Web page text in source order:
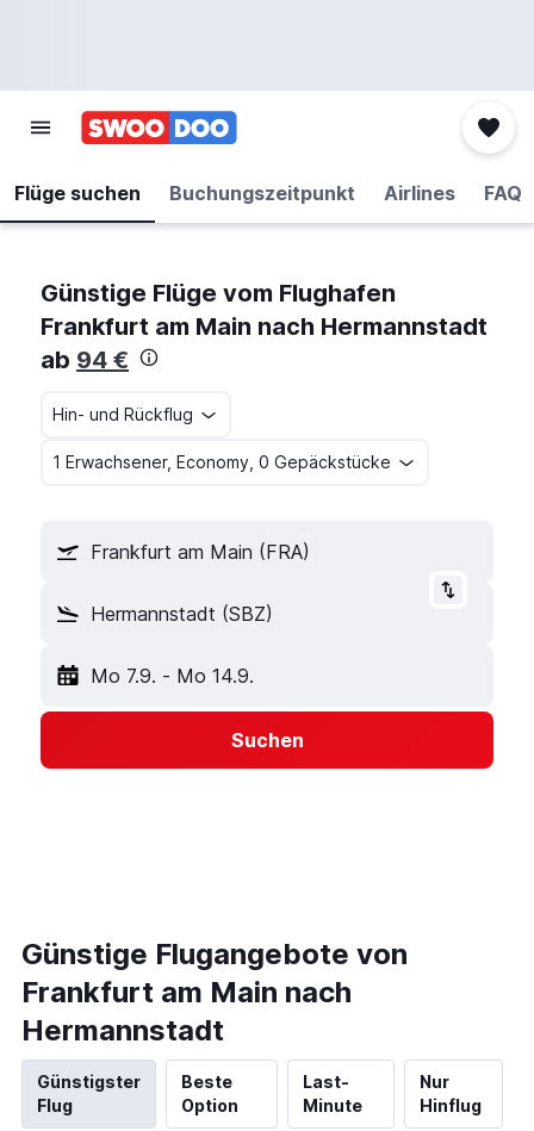
Flüge suchen Buchungszeitpunkt Airlines FAQ
Günstige Flüge vom Flughafen
Frankfurt am Main nach Hermannstadt
ab 94 €
Hin- und Rückflug
1 Erwachsener, Economy, 0 Gepäckstücke
Frankfurt am Main (FRA)
Hermannstadt (SBZ)
Mo 7.9. - Mo 14.9.
Suchen
Günstige Flugangebote von
Frankfurt am Main nach
Hermannstadt
Günstigster
Flug
Beste
Option
Last-
Minute
Nur
Hinflug